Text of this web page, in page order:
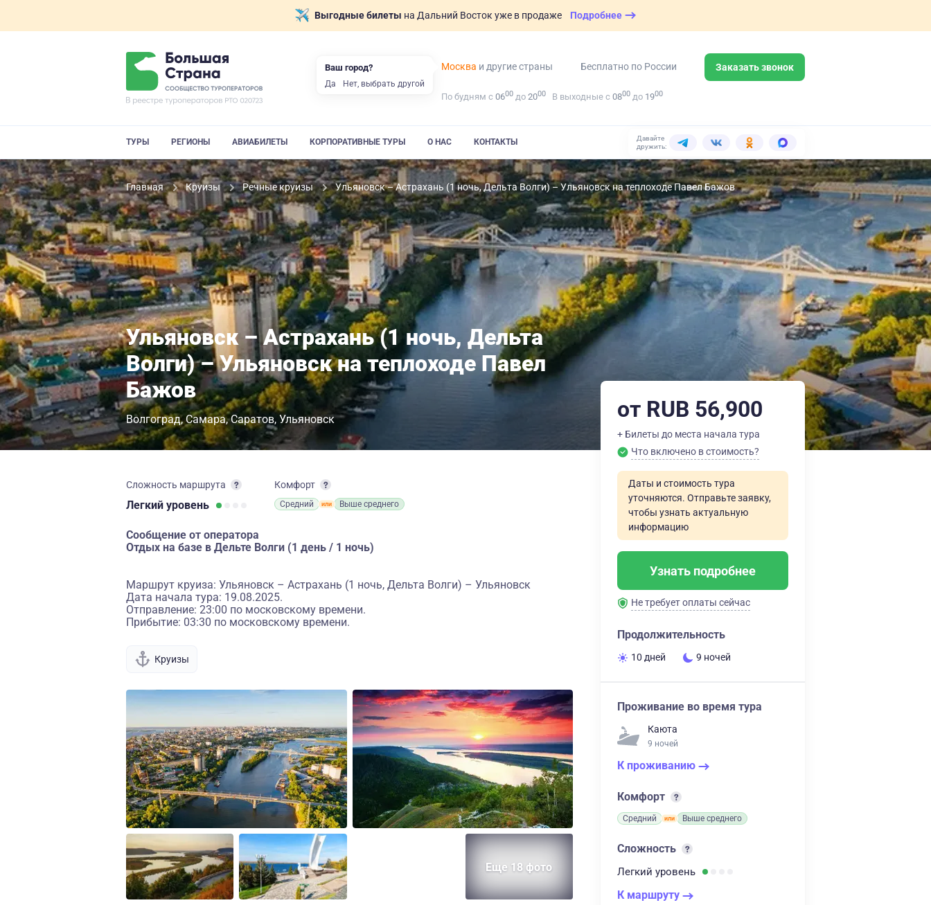
Выгодные билеты на Дальний Восток уже в продаже Подробнее
Москва и другие страны Бесплатно по России Заказать звонок
По будням с 0600 до 2000 В выходные с 0800 до 1900
ТУРЫ РЕГИОНЫ АВИАБИЛЕТЫ КОРПОРАТИВНЫЕ ТУРЫ О НАС КОНТАКТЫ
Давайте
дружить:
Главная Круизы Речные круизы Ульяновск – Астрахань (1 ночь, Дельта Волги) – Ульяновск на теплоходе Павел Бажов
Ульяновск – Астрахань (1 ночь, Дельта
Волги) – Ульяновск на теплоходе Павел
Бажов
Волгоград Самара Саратов Ульяновск
Сложность маршрута
Легкий уровень
Комфорт
Средний Выше среднего
Сообщение от оператора
Отдых на базе в Дельте Волги (1 день / 1 ночь)
Маршрут круиза: Ульяновск – Астрахань (1 ночь, Дельта Волги) – Ульяновск
Дата начала тура: 19.08.2025.
Отправление: 23:00 по московскому времени.
Прибытие: 03:30 по московскому времени.
Круизы
Еще 18 фото
от RUB 56,900
+ Билеты до места начала тура
Что включено в стоимость?
Даты и стоимость тура
уточняются. Отправьте заявку,
чтобы узнать актуальную
информацию
Узнать подробнее
Не требует оплаты сейчас
Продолжительность
10 дней 9 ночей
Проживание во время тура
Каюта
9 ночей
К проживанию
Комфорт
Средний Выше среднего
Сложность
Легкий уровень
К маршруту
Ваш город?
Да Нет, выбрать другой